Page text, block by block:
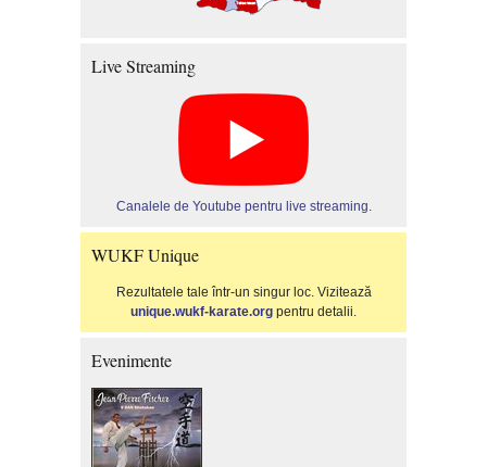
Live Streaming
Canalele de Youtube pentru live streaming.
WUKF Unique
Rezultatele tale într-un singur loc. Vizitează
unique.wukf-karate.org pentru detalii.
Evenimente